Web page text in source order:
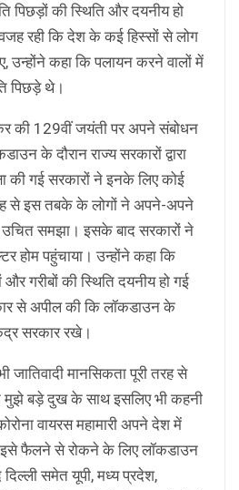
पिछड़ों की स्थिति और दयनीय हो
रही कि देश के कई हिस्सों से लोग
उन्होंने कहा कि पलायन करने वालों में
पिछड़े थे।
की 129वीं जयंती पर अपने संबोधन
के दौरान राज्य सरकारों द्वारा
की गई सरकारों ने इनके लिए कोई
से इस तबके के लोगों ने अपने-अपने
समझा। इसके बाद सरकारों ने
होम पहुंचाया। उन्होंने कहा कि
गरीबों की स्थिति दयनीय हो गई
से अपील की कि लॉकडाउन के
सरकार रखे।
जातिवादी मानसिकता पूरी तरह से
मुझे बड़े दुख के साथ इसलिए भी कहनी
वायरस महामारी अपने देश में
फैलने से रोकने के लिए लॉकडाउन
समेत यूपी, मध्य प्रदेश,